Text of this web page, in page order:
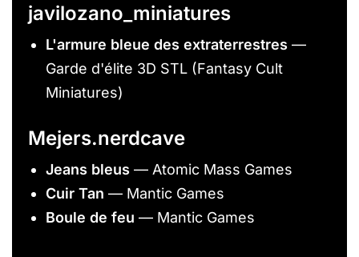
javilozano_miniatures
L'armure bleue des extraterrestres —
Garde d'élite 3D STL (Fantasy Cult
Miniatures)
Mejers.nerdcave
Jeans bleus — Atomic Mass Games
Cuir Tan — Mantic Games
Boule de feu — Mantic Games